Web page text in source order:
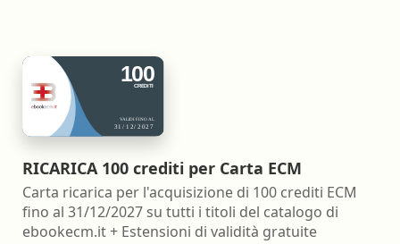
RICARICA 100 crediti per Carta ECM
Carta ricarica per l'acquisizione di 100 crediti ECM
fino al 31/12/2027 su tutti i titoli del catalogo di
ebookecm.it + Estensioni di validità gratuite